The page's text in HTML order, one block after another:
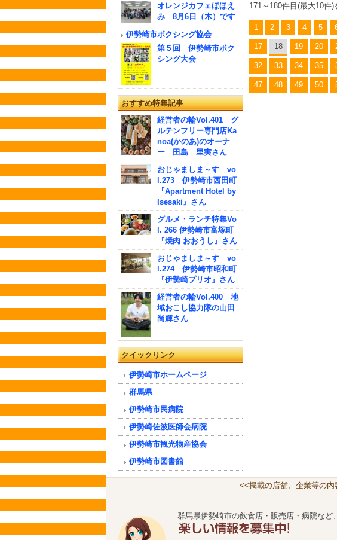
171～180件目(最大10件)
1 2 3 4 5
17 18 19 20
32 33 34 35
47 48 49 50
オレンジカフェほほえ
み 8月6日（木）です
伊勢崎市ボクシング協会
第５回 伊勢崎市ボク
シング大会
おすすめ特集記事
経営者の輪Vol.401 グ
ルテンフリー専門店Ka
noa(かのあ)のオーナ
ー 田島 里実さん
おじゃましま～す vo
l.273 伊勢崎市西田町
『Apartment Hotel by
Isesaki』さん
グルメ・ランチ特集Vo
l. 266 伊勢崎市富塚町
『焼肉 おおうし』さん
おじゃましま～す vo
l.274 伊勢崎市昭和町
『伊勢崎プリオ』さん
経営者の輪Vol.400 地
域おこし協力隊の山田
尚輝さん
クイックリンク
伊勢崎市ホームページ
群馬県
伊勢崎市民病院
伊勢崎佐波医師会病院
伊勢崎市観光物産協会
伊勢崎市図書館
<<掲載の店舗、企業等の
群馬県伊勢崎市の飲食店・販売店・病院など